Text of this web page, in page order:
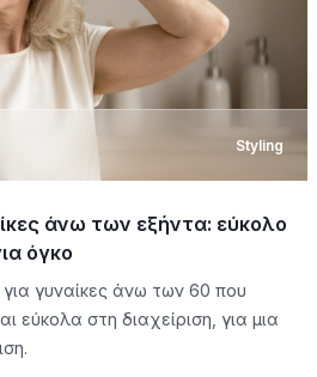
Styling
άνω των εξήντα: εύκολο
όγκο
γυναίκες άνω των 60 που
εύκολα στη διαχείριση, για μια